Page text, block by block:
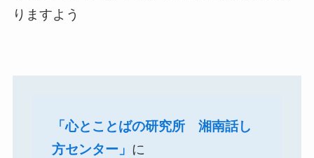
りますよう
「心とことばの研究所 湘南話し
方センター」 に